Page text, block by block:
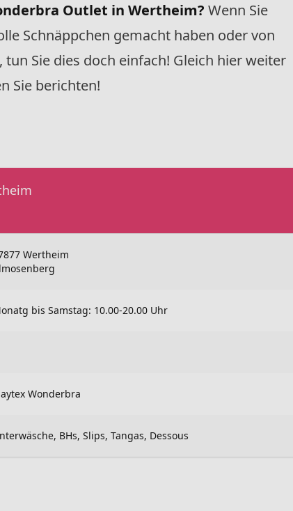
Outlet in Wertheim? Wenn Sie
Schnäppchen gemacht haben oder von
Sie dies doch einfach! Gleich hier weiter
Sie berichten!
Wertheim
bis Samstag: 10.00-20.00 Uhr
Wonderbra
BHs, Slips, Tangas, Dessous